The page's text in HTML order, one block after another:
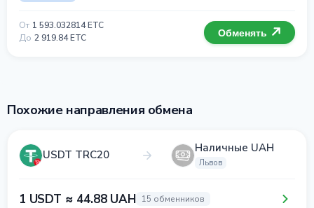
От 1 593.032814 ETC
До 2 919.84 ETC Обменять
Похожие направления обмена
USDT TRC20 Наличные UAH
Львов
1 USDT ≈ 44.88 UAH 15 обменников